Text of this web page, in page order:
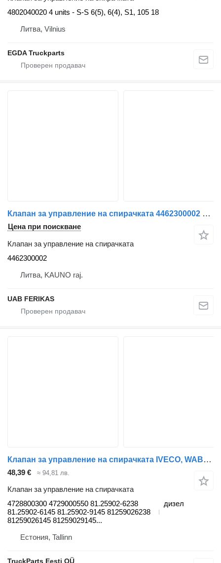
4802040020 4 units - S-S 6(5), 6(4), S1, 105 18
Литва, Vilnius
EGDA Truckparts
Клапан за управление на спирачката 4462300002 за влекач IVECO Stralis
Цена при поискване
Клапан за управление на спирачката
4462300002
Литва, KAUNO raj.
UAB FERIKAS
Клапан за управление на спирачката IVECO, WABCO Stralis (01.02-) 4728800300 за влекач IVECO Stralis (01.02-)
48,39 € ≈ 94,81 лв.
Клапан за управление на спирачката
4728800300 4729000550 81.25902-6238
81.25902-6145 81.25902-9145 81259026238
81259026145 81259029145...
дизел
Естония, Tallinn
TruckParts Eesti OÜ